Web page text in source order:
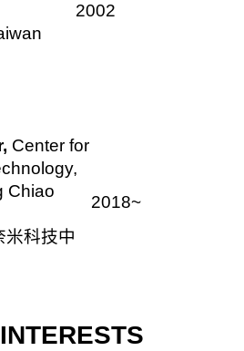
2002
Center for
Chiao
米科技中
2018~